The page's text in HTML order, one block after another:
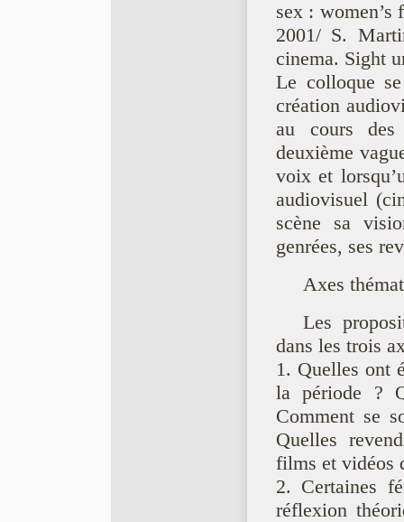
sex :
2001/ S.
cinema. Sight
Le colloque
création
au cours des
deuxième
voix et
audiovisuel
scène sa
genrées, ses
Axes
Les
dans les trois
1. Quelles ont
la période ?
Comment se
Quelles
films et vidéos
2. Certaines
réflexion